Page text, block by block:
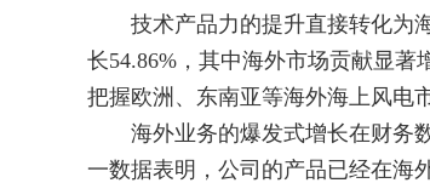
技术产品力的提升直接转化为海
长54.86%，其中海外市场贡献显著
把握欧洲、东南亚等海外海上风电
海外业务的爆发式增长在财务数
一数据表明，公司的产品已经在海